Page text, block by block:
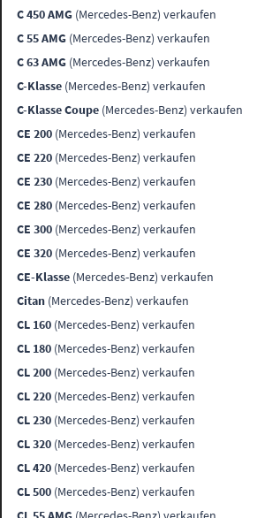
C 450 AMG (Mercedes-Benz) verkaufen
C 55 AMG (Mercedes-Benz) verkaufen
C 63 AMG (Mercedes-Benz) verkaufen
C-Klasse (Mercedes-Benz) verkaufen
C-Klasse Coupe (Mercedes-Benz) verkaufen
CE 200 (Mercedes-Benz) verkaufen
CE 220 (Mercedes-Benz) verkaufen
CE 230 (Mercedes-Benz) verkaufen
CE 280 (Mercedes-Benz) verkaufen
CE 300 (Mercedes-Benz) verkaufen
CE 320 (Mercedes-Benz) verkaufen
CE-Klasse (Mercedes-Benz) verkaufen
Citan (Mercedes-Benz) verkaufen
CL 160 (Mercedes-Benz) verkaufen
CL 180 (Mercedes-Benz) verkaufen
CL 200 (Mercedes-Benz) verkaufen
CL 220 (Mercedes-Benz) verkaufen
CL 230 (Mercedes-Benz) verkaufen
CL 320 (Mercedes-Benz) verkaufen
CL 420 (Mercedes-Benz) verkaufen
CL 500 (Mercedes-Benz) verkaufen